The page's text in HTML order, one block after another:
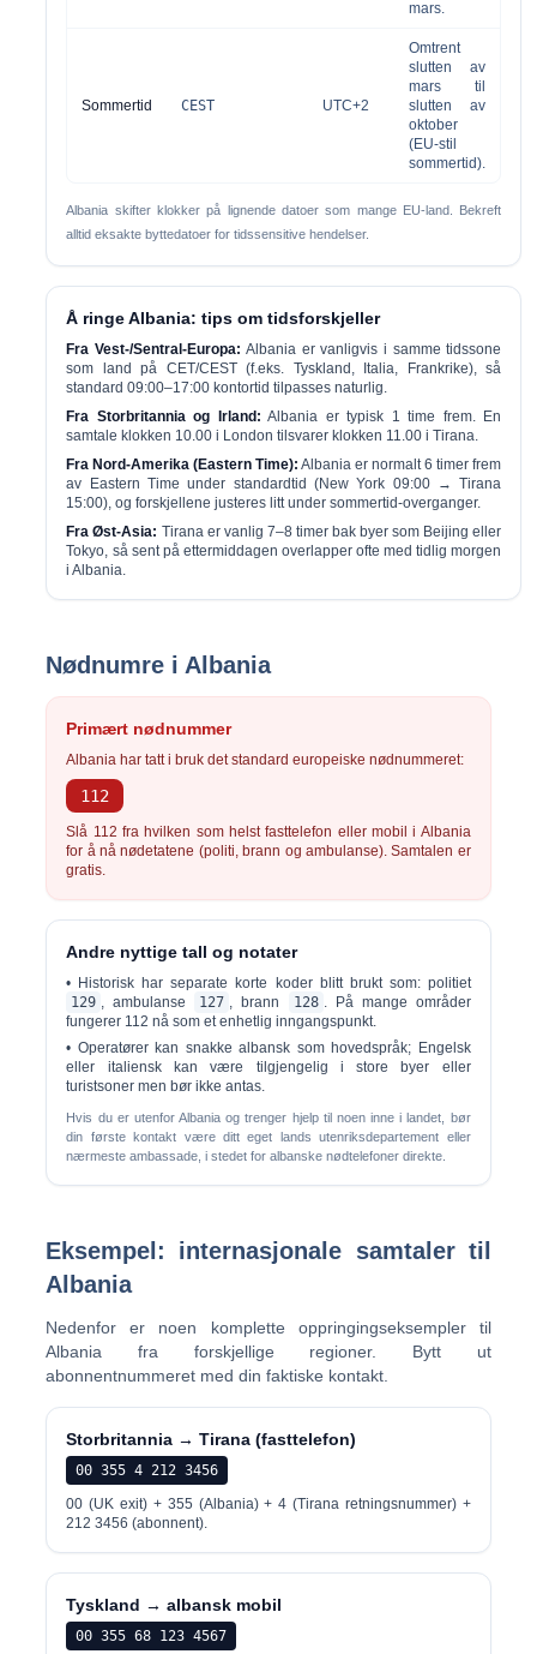
mars.
Sommertid CEST UTC+2
Omtrent
slutten av
mars til
slutten av
oktober
(EU-stil
sommertid).
Albania skifter klokker på lignende datoer som mange EU-land. Bekreft
alltid eksakte byttedatoer for tidssensitive hendelser.
Å ringe Albania: tips om tidsforskjeller
Fra Vest-/Sentral-Europa: Albania er vanligvis i samme tidssone
som land på CET/CEST (f.eks. Tyskland, Italia, Frankrike), så
standard 09:00–17:00 kontortid tilpasses naturlig.
Fra Storbritannia og Irland: Albania er typisk 1 time frem. En
samtale klokken 10.00 i London tilsvarer klokken 11.00 i Tirana.
Fra Nord-Amerika (Eastern Time): Albania er normalt6 timer frem
av Eastern Time under standardtid (New York 09:00 → Tirana
15:00), og forskjellene justeres litt under sommertid-overganger.
Fra Øst-Asia: Tirana er vanlig 7–8 timer bak byer som Beijing eller
Tokyo, så sent på ettermiddagen overlapper ofte med tidlig morgen
i Albania.
Nødnumre i Albania
Primært nødnummer
Albania har tatt i bruk det standard europeiske nødnummeret:
112
Slå 112 fra hvilken som helst fasttelefon eller mobil i Albania
for å nå nødetatene (politi, brann og ambulanse). Samtalen er
gratis.
Andre nyttige tall og notater
• Historisk har separate korte koder blitt brukt som: politiet
129 , ambulanse 127 , brann 128 . På mange områder
fungerer 112 nå som et enhetlig inngangspunkt.
• Operatører kan snakke albansk som hovedspråk; Engelsk
eller italiensk kan være tilgjengelig i store byer eller
turistsoner men bør ikke antas.
Hvis du er utenfor Albania og trenger hjelp til noen inne i landet, bør
din første kontakt være ditt eget lands utenriksdepartement eller
nærmeste ambassade, i stedet for albanske nødtelefoner direkte.
Eksempel: internasjonale samtaler til
Albania
Nedenfor er noen komplette oppringingseksempler til
Albania fra forskjellige regioner. Bytt ut
abonnentnummeret med din faktiske kontakt.
Storbritannia → Tirana (fasttelefon)
00 355 4 212 3456
00 (UK exit) + 355 (Albania) + 4 (Tirana retningsnummer) +
212 3456 (abonnent).
Tyskland → albansk mobil
00 355 68 123 4567